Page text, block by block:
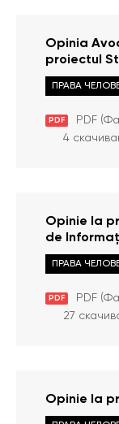
Opinia
proiectul
PDF PDF
ПРАВА
4
Opinie la
de
Moldova și
PDF PDF
ПРАВА
27
Opinie la